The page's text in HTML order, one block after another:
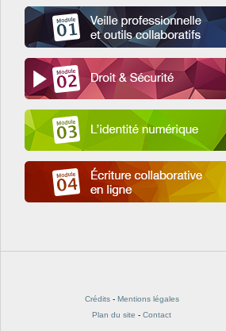
Crédits- Mentions légales
Plan du site - Contact